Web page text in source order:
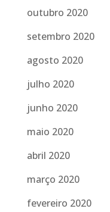
outubro 2020
setembro 2020
agosto 2020
julho 2020
junho 2020
maio 2020
abril 2020
março 2020
fevereiro 2020